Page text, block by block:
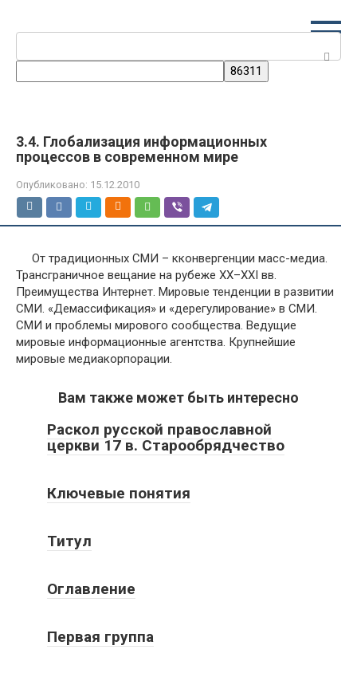
3.4. Глобализация информационных
процессов в современном мире
Опубликовано: 15.12.2010
От традиционных СМИ – кконвергенции масс-медиа.
Трансграничное вещание на рубеже XX–XXI вв.
Преимущества Интернет. Мировые тенденции в развитии
СМИ. «Демассификация» и «дерегулирование» в СМИ.
СМИ и проблемы мирового сообщества. Ведущие
мировые информационные агентства. Крупнейшие
мировые медиакорпорации.
Вам также может быть интересно
Раскол русской православной
церкви 17 в. Старообрядчество
Ключевые понятия
Титул
Оглавление
Первая группа